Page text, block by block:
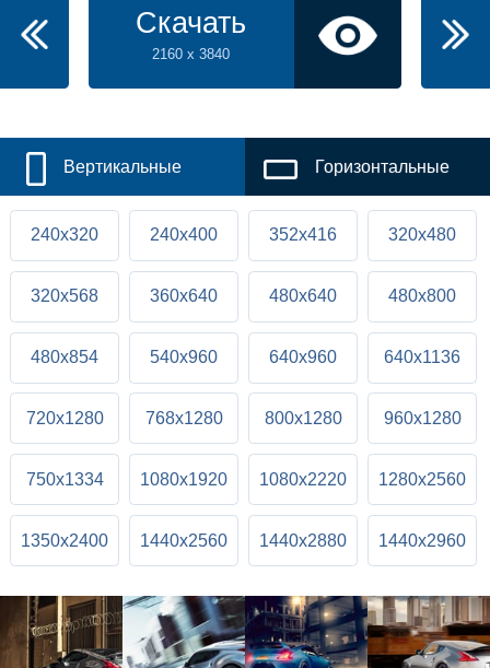
Скачать
2160 x 3840
Вертикальные Горизонтальные
240x320 240x400 352x416 320x480
320x568 360x640 480x640 480x800
480x854 540x960 640x960 640x1136
720x1280 768x1280 800x1280 960x1280
750x1334 1080x1920 1080x2220 1280x2560
1350x2400 1440x2560 1440x2880 1440x2960